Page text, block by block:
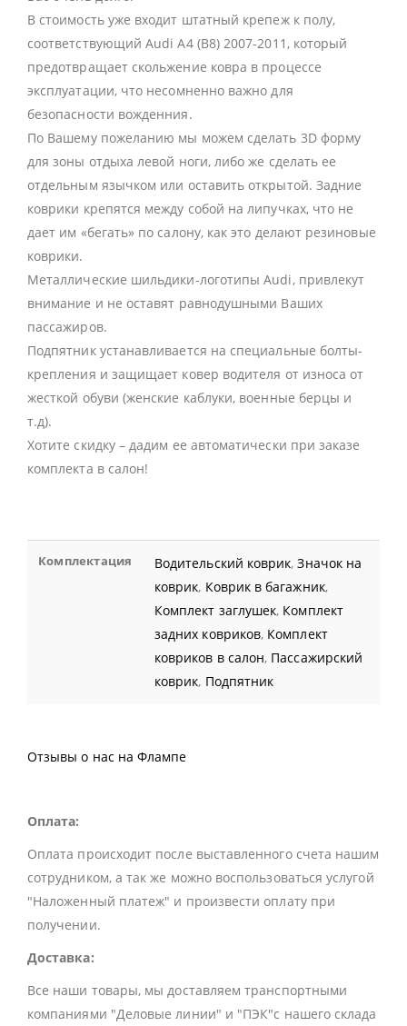
В стоимость уже входит штатный крепеж к полу,
соответствующий Audi A4 (B8) 2007-2011, который
предотвращает скольжение ковра в процессе
эксплуатации, что несомненно важно для
безопасности вожденния.
По Вашему пожеланию мы можем сделать 3D форму
для зоны отдыха левой ноги, либо же сделать ее
отдельным язычком или оставить открытой. Задние
коврики крепятся между собой на липучках, что не
дает им «бегать» по салону, как это делают резиновые
коврики.
Металлические шильдики-логотипы Audi, привлекут
внимание и не оставят равнодушными Ваших
пассажиров.
Подпятник устанавливается на специальные болты-
крепления и защищает ковер водителя от износа от
жесткой обуви (женские каблуки, военные берцы и
т.д).
Хотите скидку – дадим ее автоматически при заказе
комплекта в салон!
Комплектация Водительский коврик,Значок на
коврик, Коврик в багажник,
Комплект заглушек, Комплект
задних ковриков, Комплект
ковриков в салон, Пассажирский
коврик, Подпятник
Отзывы о нас на Флампе
Оплата:
Оплата происходит после выставленного счета нашим
сотрудником, а так же можно воспользоваться услугой
"Наложенный платеж" и произвести оплату при
получении.
Доставка:
Все наши товары, мы доставляем транспортными
компаниями "Деловые линии" и "ПЭК"с нашего склада